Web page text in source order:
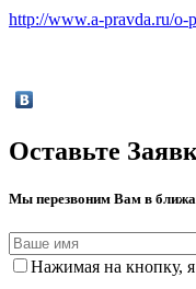
http://www.a-pravda.ru/o-
Оставьте
Мы перезвоним Вам в
Нажимая на кнопку,